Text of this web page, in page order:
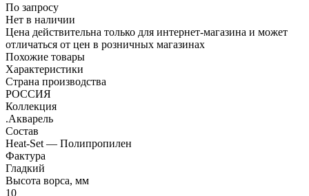
По запросу
Нет в наличии
Цена действительна только для интернет-магазина и может
отличаться от цен в розничных магазинах
Похожие товары
Характеристики
Страна производства
РОССИЯ
Коллекция
.Акварель
Состав
Heat-Set — Полипропилен
Фактура
Гладкий
Высота ворса, мм
10